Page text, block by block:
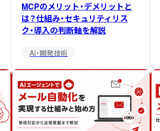
MCPのメリット・デメリットと
は？仕組み・セキュリティリス
ク・導入の判断軸を解説
AI・開発技術